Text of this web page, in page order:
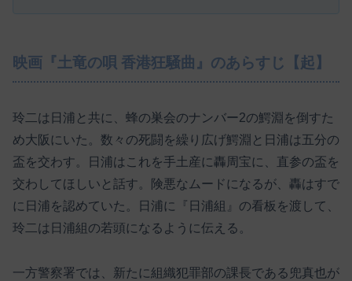
映画『土竜の唄 香港狂騒曲』のあらすじ【起】
玲二は日浦と共に、蜂の巣会のナンバー2の鰐淵を倒すた
め大阪にいた。数々の死闘を繰り広げ鰐淵と日浦は五分の
盃を交わす。日浦はこれを手土産に轟周宝に、直参の盃を
交わしてほしいと話す。険悪なムードになるが、轟はすで
に日浦を認めていた。日浦に『日浦組』の看板を渡して、
玲二は日浦組の若頭になるように伝える。
一方警察署では、新たに組織犯罪部の課長である兜真也が